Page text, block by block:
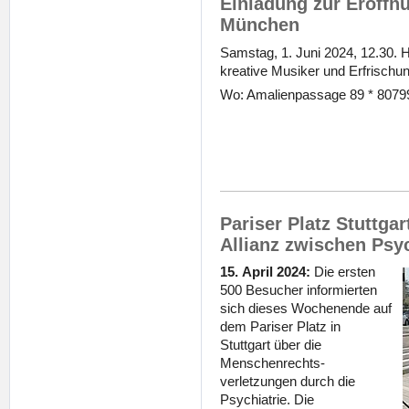
München
Samstag, 1. Juni 2024, 12.30.
kreative Musiker und
Wo: Amalienpassage 89 *
Pariser Platz
Allianz zwischen
15. April 2024: Die ersten
500 Besucher informierten
sich dieses Wochenende auf
dem Pariser Platz in
Stuttgart über die
Menschenrechts­
verletzungen durch die
Psychiatrie. Die